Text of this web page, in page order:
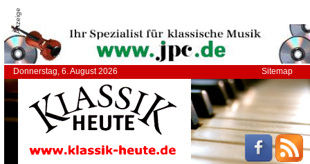
Anzeige
Donnerstag, 6. August 2026 Sitemap